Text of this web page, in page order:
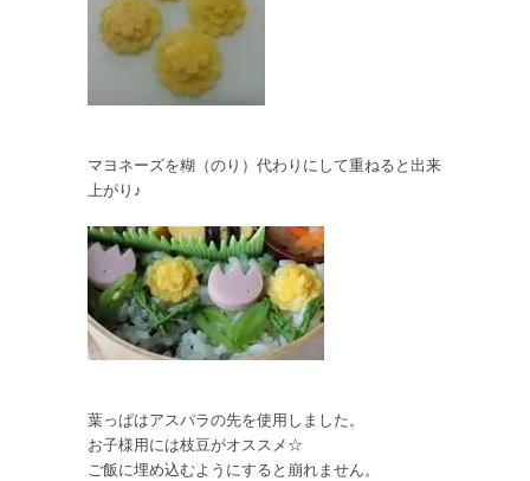
マヨネーズを糊（のり）代わりにして重ねると出来
上がり♪
葉っぱはアスパラの先を使用しました。
お子様用には枝豆がオススメ☆
ご飯に埋め込むようにすると崩れません。